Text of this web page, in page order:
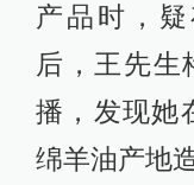
产品时，
后，王先生
播，发现她
绵羊油产地